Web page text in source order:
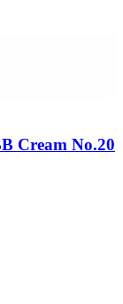
Cream No.20